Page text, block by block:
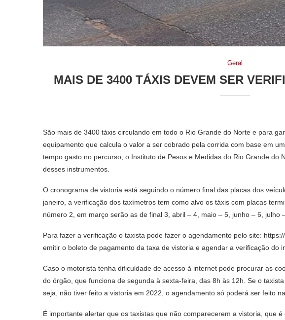
Geral
MAIS DE 3400 TÁXIS DEVEM SER
São mais de 3400 táxis circulando em todo o Rio Grande do Norte e para
equipamento que calcula o valor a ser cobrado pela corrida com base em
tempo gasto no percurso, o Instituto de Pesos e Medidas do Rio Grande do
desses instrumentos.
O cronograma de vistoria está seguindo o número final das placas dos
janeiro, a verificação dos taxímetros tem como alvo os táxis com placas
número 2, em março serão as de final 3, abril – 4, maio – 5, junho – 6, julho
Para fazer a verificação o taxista pode fazer o agendamento pelo site:
emitir o boleto de pagamento da taxa de vistoria e agendar a verificação do
Caso o motorista tenha dificuldade de acesso à internet pode procurar as
do órgão, que funciona de segunda à sexta-feira, das 8h às 12h. Se o
seja, não tiver feito a vistoria em 2022, o agendamento só poderá ser feito
É importante alertar que os taxistas que não comparecerem a vistoria, que